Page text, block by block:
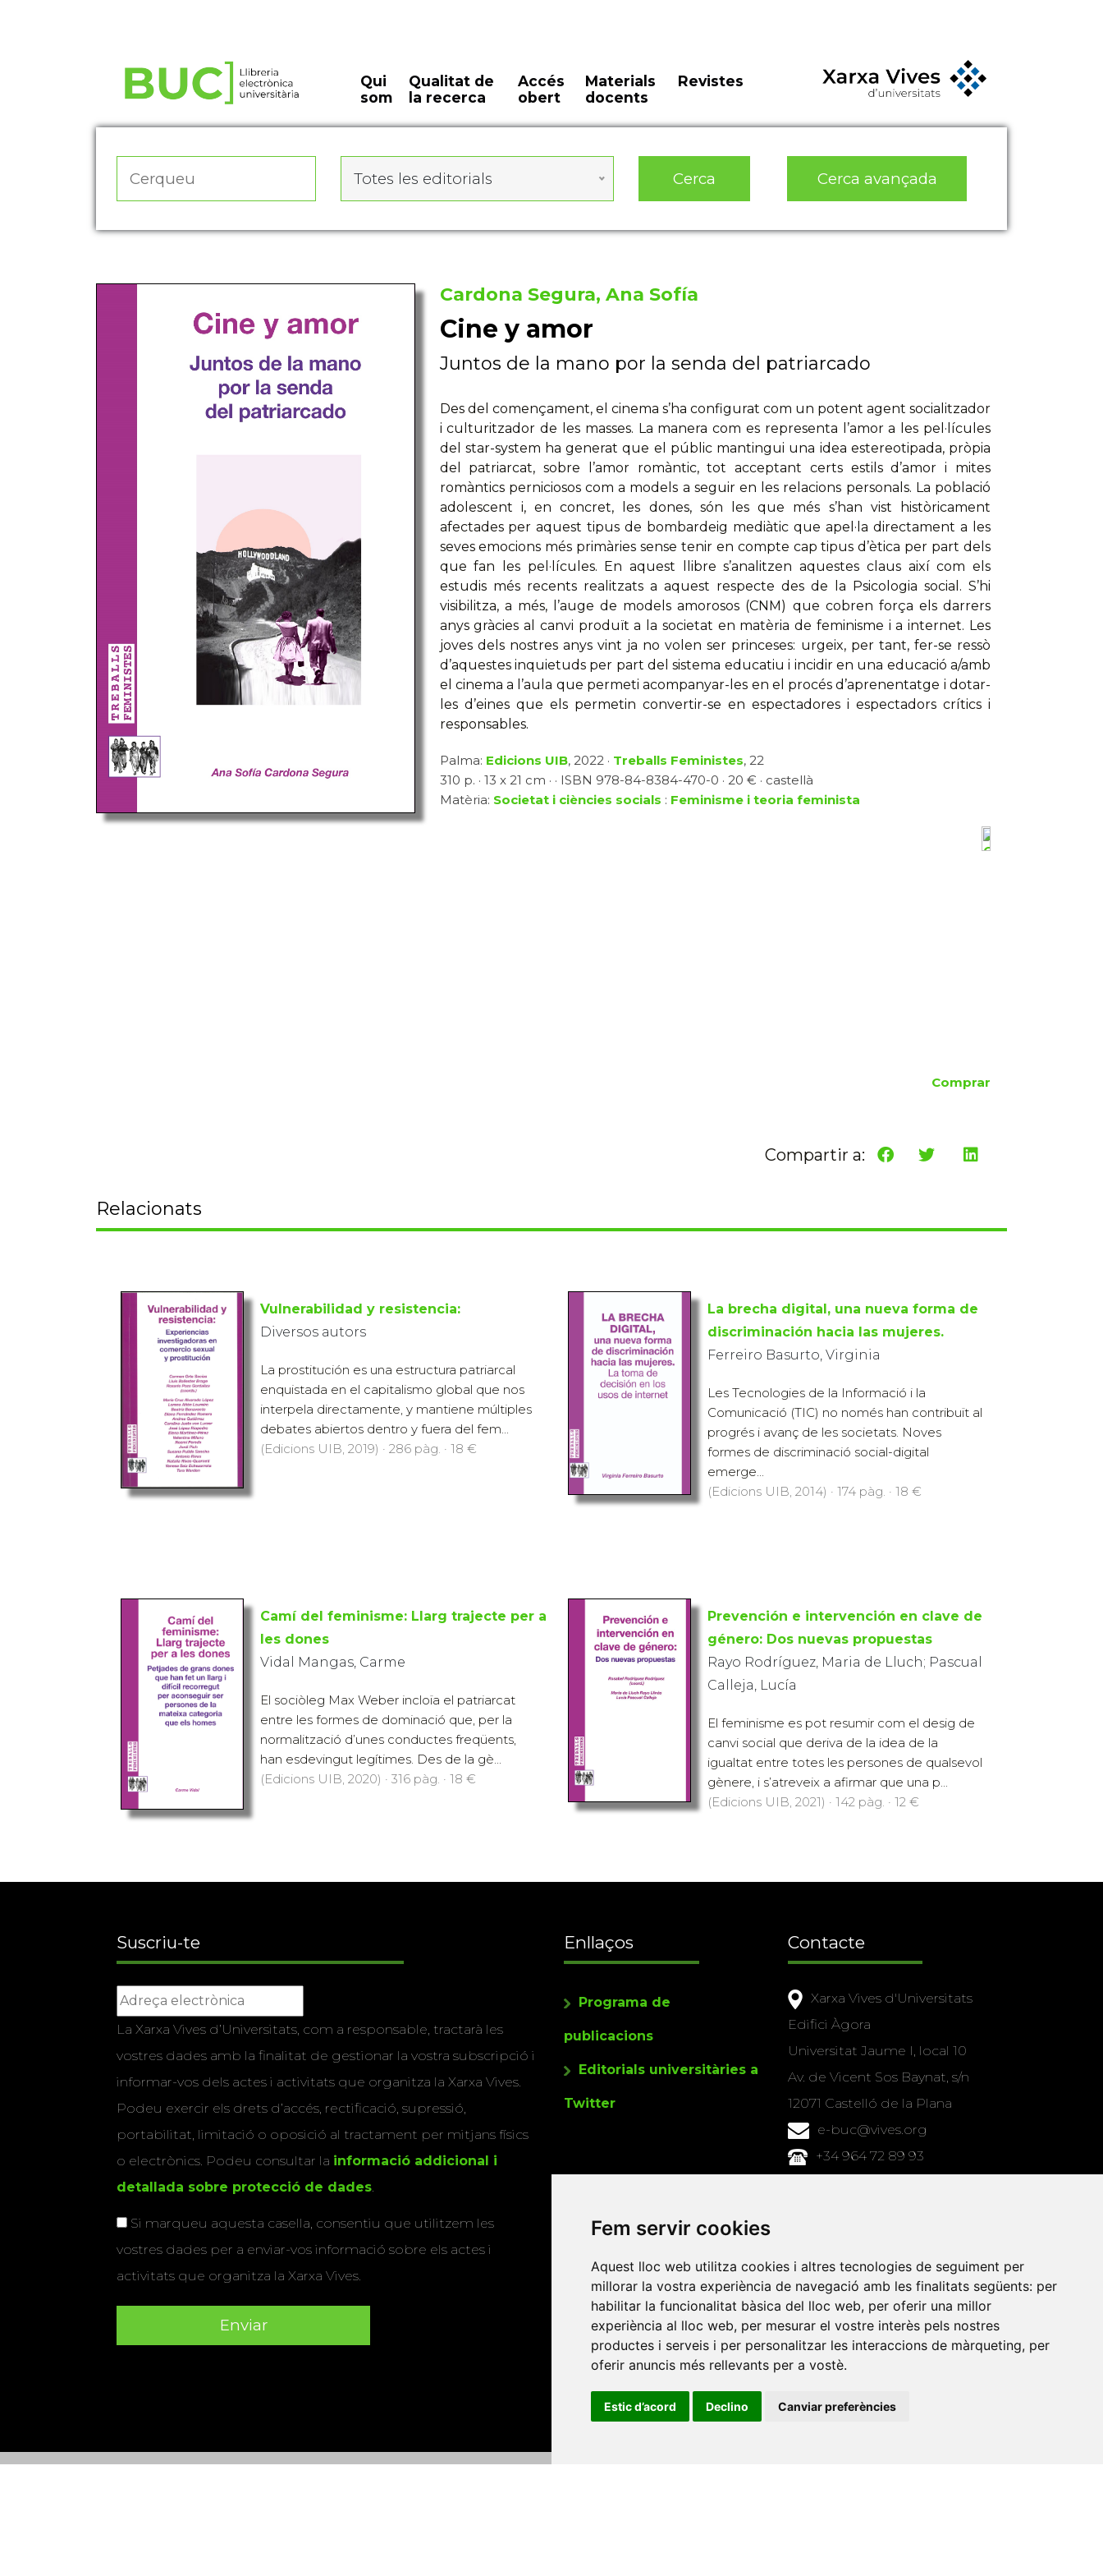
Fem servir cookies
Aquest lloc web utilitza cookies i altres tecnologies de seguiment per
millorar la vostra experiència de navegació amb les finalitats següents: per
habilitar la funcionalitat bàsica del lloc web, per oferir una millor
experiència al lloc web, per mesurar el vostre interès pels nostres
productes i serveis i per personalitzar les interaccions de màrqueting, per
oferir anuncis més rellevants per a vostè.
Estic d’acord Declino Canviar preferències
Qui
som
Qualitat de
la recerca
Accés
obert
Materials
docents
Revistes
Totes les editorials Cerca Cerca avançada
Cardona Segura, Ana Sofía
Cine y amor
Juntos de la mano por la senda del patriarcado
Des del començament, el cinema s’ha configurat com un potent agent socialitzador
i culturitzador de les masses. La manera com es representa l’amor a les pel·lícules
del star-system ha generat que el públic mantingui una idea estereotipada, pròpia
del patriarcat, sobre l’amor romàntic, tot acceptant certs estils d’amor i mites
romàntics perniciosos com a models a seguir en les relacions personals. La població
adolescent i, en concret, les dones, són les que més s’han vist històricament
afectades per aquest tipus de bombardeig mediàtic que apel·la directament a les
seves emocions més primàries sense tenir en compte cap tipus d’ètica per part dels
que fan les pel·lícules. En aquest llibre s’analitzen aquestes claus així com els
estudis més recents realitzats a aquest respecte des de la Psicologia social. S’hi
visibilitza, a més, l’auge de models amorosos (CNM) que cobren força els darrers
anys gràcies al canvi produït a la societat en matèria de feminisme i a internet. Les
joves dels nostres anys vint ja no volen ser princeses: urgeix, per tant, fer-se ressò
d’aquestes inquietuds per part del sistema educatiu i incidir en una educació a/amb
el cinema a l’aula que permeti acompanyar-les en el procés d’aprenentatge i dotar-
les d’eines que els permetin convertir-se en espectadores i espectadors crítics i
responsables.
Palma: Edicions UIB, 2022 · Treballs Feministes, 22
310 p. · 13 x 21 cm · · ISBN 978-84-8384-470-0 · 20 € · castellà
Matèria: Societat i ciències socials : Feminisme i teoria feminista
Comprar
Compartir a:
Relacionats
Vulnerabilidad y resistencia:
Diversos autors
La prostitución es una estructura patriarcal
enquistada en el capitalismo global que nos
interpela directamente, y mantiene múltiples
debates abiertos dentro y fuera del fem...
(Edicions UIB, 2019) · 286 pàg. · 18 €
La brecha digital, una nueva forma de
discriminación hacia las mujeres.
Ferreiro Basurto, Virginia
Les Tecnologies de la Informació i la
Comunicació (TIC) no només han contribuït al
progrés i avanç de les societats. Noves
formes de discriminació social-digital
emerge...
(Edicions UIB, 2014) · 174 pàg. · 18 €
Camí del feminisme: Llarg trajecte per a
les dones
Vidal Mangas, Carme
El sociòleg Max Weber incloïa el patriarcat
entre les formes de dominació que, per la
normalització d’unes conductes freqüents,
han esdevingut legítimes. Des de la gè...
(Edicions UIB, 2020) · 316 pàg. · 18 €
Prevención e intervención en clave de
género: Dos nuevas propuestas
Rayo Rodríguez, Maria de Lluch; Pascual
Calleja, Lucía
El feminisme es pot resumir com el desig de
canvi social que deriva de la idea de la
igualtat entre totes les persones de qualsevol
gènere, i s’atreveix a afirmar que una p...
(Edicions UIB, 2021) · 142 pàg. · 12 €
Suscriu-te
La Xarxa Vives d’Universitats, com a responsable, tractarà les
vostres dades amb la finalitat de gestionar la vostra subscripció i
informar-vos dels actes i activitats que organitza la Xarxa Vives.
Podeu exercir els drets d’accés, rectificació, supressió,
portabilitat, limitació o oposició al tractament per mitjans físics
o electrònics. Podeu consultar la informació addicional i
detallada sobre protecció de dades.
Si marqueu aquesta casella, consentiu que utilitzem les
vostres dades per a enviar-vos informació sobre els actes i
activitats que organitza la Xarxa Vives.
Enllaços
Programa de
publicacions
Editorials universitàries a
Twitter
Contacte
Xarxa Vives d'Universitats
Edifici Àgora
Universitat Jaume I, local 10
Av. de Vicent Sos Baynat, s/n
12071 Castelló de la Plana
e-buc@vives.org
+34 964 72 89 93